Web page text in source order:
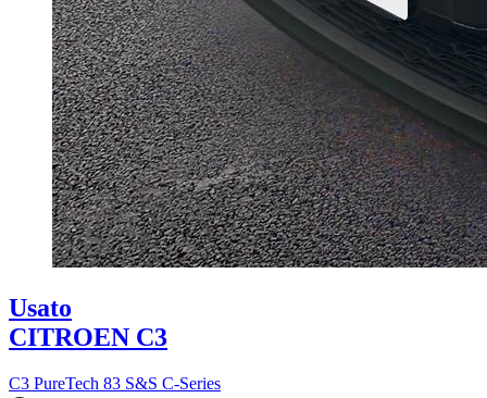
Usato
CITROEN C3
C3 PureTech 83 S&S C-Series